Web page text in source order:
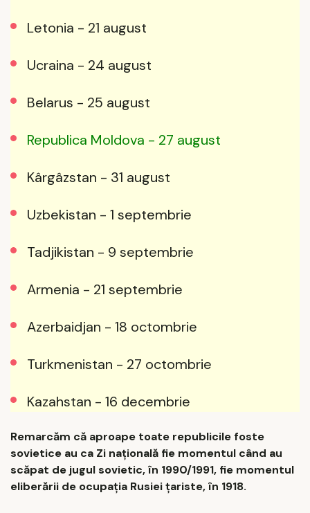
Letonia - 21 august
Ucraina - 24 august
Belarus - 25 august
Republica Moldova - 27 august
Kârgâzstan - 31 august
Uzbekistan - 1 septembrie
Tadjikistan - 9 septembrie
Armenia - 21 septembrie
Azerbaidjan - 18 octombrie
Turkmenistan - 27 octombrie
Kazahstan - 16 decembrie
Remarcăm că aproape toate republicile foste
sovietice au ca Zi națională fie momentul când au
scăpat de jugul sovietic, în 1990/1991, fie momentul
eliberării de ocupația Rusiei țariste, în 1918.